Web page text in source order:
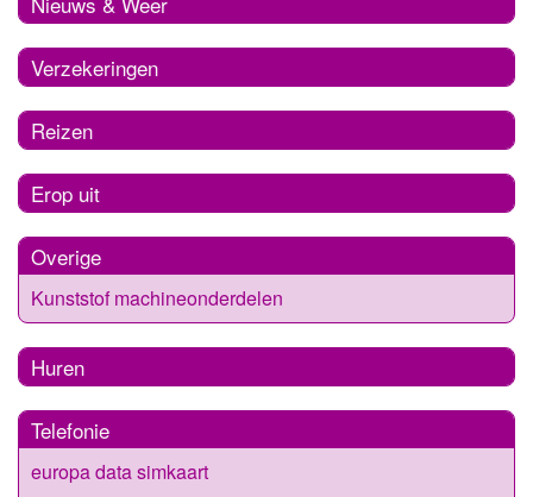
Verzekeringen
Reizen
Erop uit
Overige
Kunststof machineonderdelen
Huren
Telefonie
europa data simkaart